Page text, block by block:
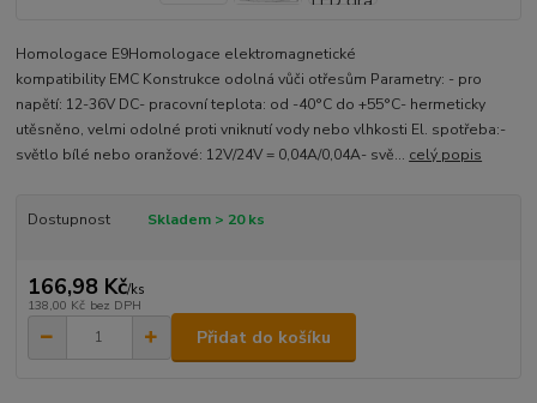
Homologace E9Homologace elektromagnetické
kompatibility EMC Konstrukce odolná vůči otřesům Parametry: - pro
napětí: 12-36V DC- pracovní teplota: od -40°C do +55°C- hermeticky
utěsněno, velmi odolné proti vniknutí vody nebo vlhkosti El. spotřeba:-
světlo bílé nebo oranžové: 12V/24V = 0,04A/0,04A- svě... celý popis
Dostupnost Skladem > 20 ks
166,98 Kč/ks
138,00 Kč bez DPH
Přidat do košíku